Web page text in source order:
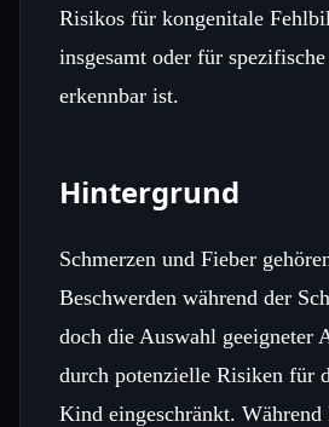
Risikos für kongenitale
insgesamt oder für
erkennbar ist.
Hintergrund
Schmerzen und Fieber
Beschwerden während der
doch die Auswahl geeigneter
durch potenzielle Risiken für
Kind eingeschränkt. Während